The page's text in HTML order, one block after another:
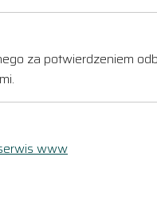
za potwierdzeniem
www